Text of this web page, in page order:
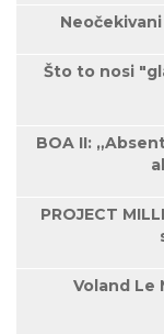
Što to nosi
BOA II:
PROJECT
Voland Le